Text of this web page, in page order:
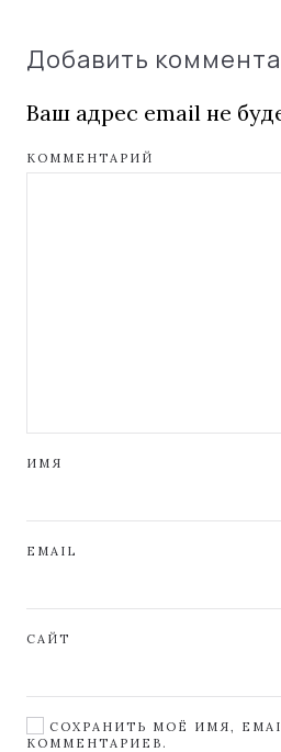
Добавить
Ваш адрес email не
КОММЕНТАРИЙ
ИМЯ
EMAIL
САЙТ
СОХРАНИТЬ МОЁ ИМЯ,
КОММЕНТАРИЕВ.